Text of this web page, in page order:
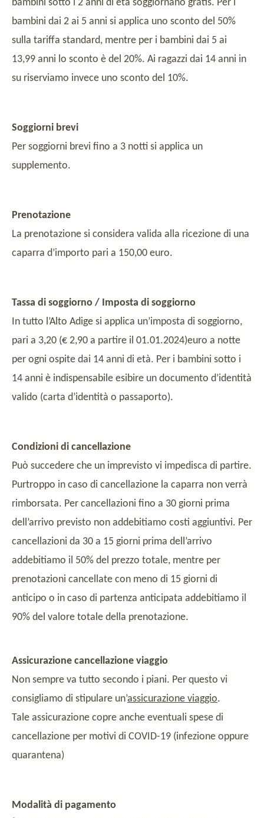
bambini sotto i 2 anni di età soggiornano gratis. Per i
bambini dai 2 ai 5 anni si applica uno sconto del 50%
sulla tariffa standard, mentre per i bambini dai 5 ai
13,99 anni lo sconto è del 20%. Ai ragazzi dai 14 anni in
su riserviamo invece uno sconto del 10%.
Soggiorni brevi
Per soggiorni brevi fino a 3 notti si applica un
supplemento.
Prenotazione
La prenotazione si considera valida alla ricezione di una
caparra d’importo pari a 150,00 euro.
Tassa di soggiorno / Imposta di soggiorno
In tutto l’Alto Adige si applica un’imposta di soggiorno,
pari a 3,20 (€ 2,90 a partire il 01.01.2024)euro a notte
per ogni ospite dai 14 anni di età. Per i bambini sotto i
14 anni è indispensabile esibire un documento d’identità
valido (carta d’identità o passaporto).
Condizioni di cancellazione
Può succedere che un imprevisto vi impedisca di partire.
Purtroppo in caso di cancellazione la caparra non verrà
rimborsata. Per cancellazioni fino a 30 giorni prima
dell’arrivo previsto non addebitiamo costi aggiuntivi. Per
cancellazioni da 30 a 15 giorni prima dell’arrivo
addebitiamo il 50% del prezzo totale, mentre per
prenotazioni cancellate con meno di 15 giorni di
anticipo o in caso di partenza anticipata addebitiamo il
90% del valore totale della prenotazione.
Assicurazione cancellazione viaggio
Non sempre va tutto secondo i piani. Per questo vi
consigliamo di stipulare un’assicurazione viaggio.
Tale assicurazione copre anche eventuali spese di
cancellazione per motivi di COVID-19 (infezione oppure
quarantena)
Modalità di pagamento